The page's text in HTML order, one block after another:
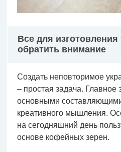
Все для
обратить внимание
Создать неповторимое
– простая задача. Главное
основными
креативного мышления.
на сегодняшний день
основе кофейных зерен.